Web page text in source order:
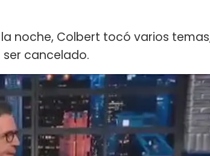
noche, Colbert tocó varios
cancelado.